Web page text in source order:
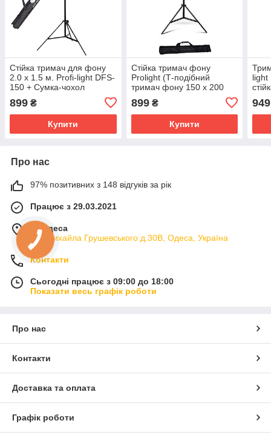
Стійка тримач для фону
2.0 х 1.5 м. Profi-light DFS-
150 + Сумка-чохол
899 ₴
Купити
Стійка тримач фону
Prolight (Т-подібний
тримач фону 150 х 200
899₴
Купити
light
949
Про нас
97% позитивних з 148 відгуків за рік
Працює з 29.03.2021
м. Одеса
вул.Михайла Грушевського д.30В, Одеса, Україна
Контакти
Сьогодні працює з 09:00 до 18:00
Показати весь графік роботи
Про нас
Контакти
Доставка та оплата
Графік роботи